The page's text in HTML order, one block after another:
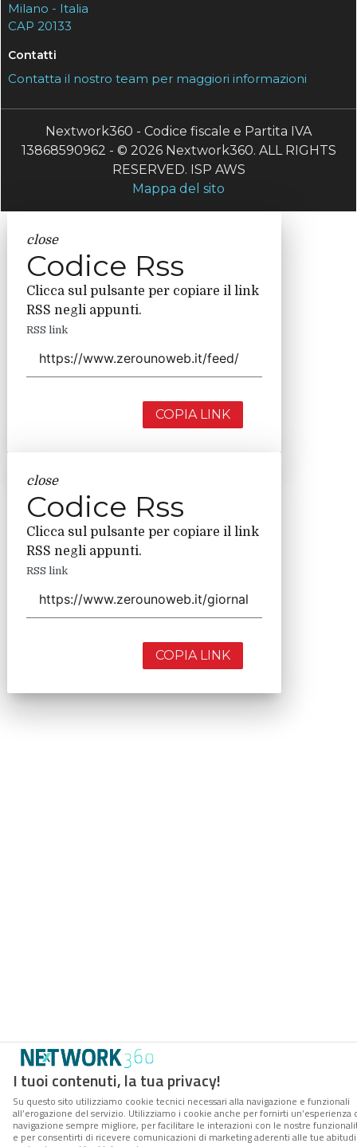
I tuoi contenuti, la tua privacy!
Su questo sito utilizziamo cookie tecnici necessari alla navigazione e funzionali
all’erogazione del servizio. Utilizziamo i cookie anche per fornirti un’esperienza
navigazione sempre migliore, per facilitare le interazioni con le nostre
e per consentirti di ricevere comunicazioni di marketing aderenti alle tue
Milano - Italia
CAP 20133
Contatti
Contatta il nostro team per maggiori informazioni
Nextwork360 - Codice fiscale e Partita IVA
13868590962 - © 2026 Nextwork360. ALL RIGHTS
RESERVED. ISP AWS
Mappa del sito
close
Codice Rss
Clicca sul pulsante per copiare il link
RSS negli appunti.
RSS link
COPIA LINK
close
Codice Rss
Clicca sul pulsante per copiare il link
RSS negli appunti.
RSS link
COPIA LINK